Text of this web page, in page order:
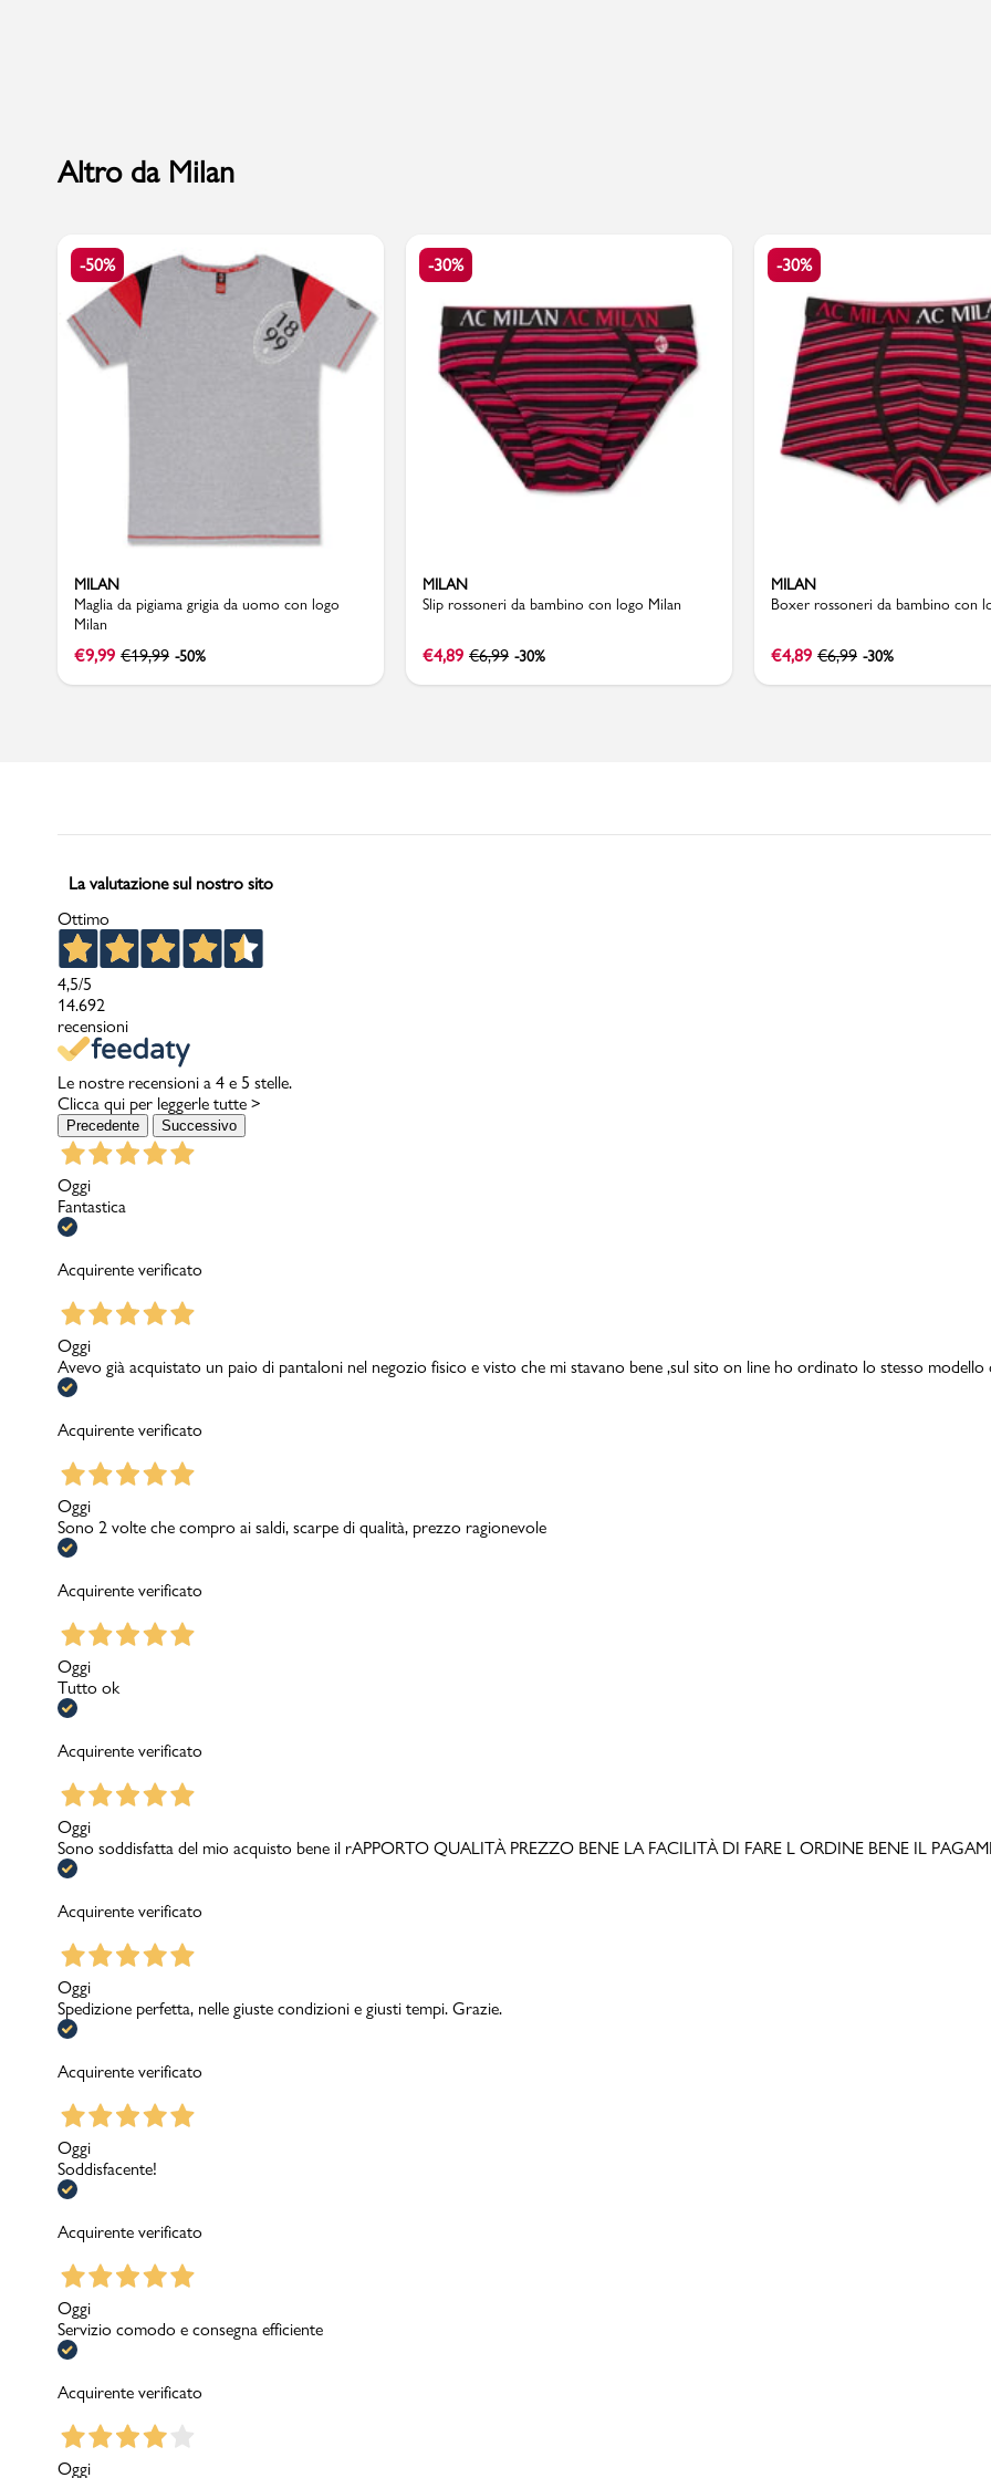
PMagazine
Accedi | Registrati
contatti
pcard
Gift card
Altro da Milan
-50%
MILAN
Maglia da pigiama grigia da uomo con logo
Milan
€9,99 €19,99 -50%
-30%
MILAN
Slip rossoneri da bambino con logo Milan
€4,89 €6,99 -30%
-30%
MILAN
Boxer rossoneri da bambino con
€4,89 €6,99 -30%
La valutazione sul nostro sito
Ottimo
4,5/5
14.692
recensioni
Le nostre recensioni a 4 e 5 stelle.
Clicca qui per leggerle tutte >
Precedente Successivo
Oggi
Fantastica
Acquirente verificato
Oggi
Avevo già acquistato un paio di pantaloni nel negozio fisico e visto che mi stavano bene ,sul sito on line ho ordinato lo stesso
Acquirente verificato
Oggi
Sono 2 volte che compro ai saldi, scarpe di qualità, prezzo ragionevole
Acquirente verificato
Oggi
Tutto ok
Acquirente verificato
Oggi
Sono soddisfatta del mio acquisto bene il rAPPORTO QUALITÀ PREZZO BENE LA FACILITÀ DI FARE L ORDINE BENE IL
Acquirente verificato
Oggi
Spedizione perfetta, nelle giuste condizioni e giusti tempi. Grazie.
Acquirente verificato
Oggi
Soddisfacente!
Acquirente verificato
Oggi
Servizio comodo e consegna efficiente
Acquirente verificato
Oggi